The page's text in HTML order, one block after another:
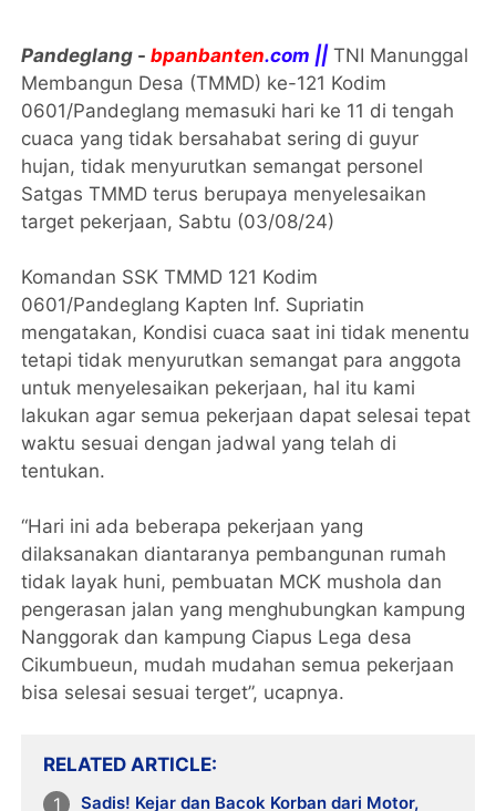
Pandeglang -bpanbanten.com || TNI Manunggal
Membangun Desa (TMMD) ke-121 Kodim
0601/Pandeglang memasuki hari ke 11 di tengah
cuaca yang tidak bersahabat sering di guyur
hujan, tidak menyurutkan semangat personel
Satgas TMMD terus berupaya menyelesaikan
target pekerjaan, Sabtu (03/08/24)
Komandan SSK TMMD 121 Kodim
0601/Pandeglang Kapten Inf. Supriatin
mengatakan, Kondisi cuaca saat ini tidak menentu
tetapi tidak menyurutkan semangat para anggota
untuk menyelesaikan pekerjaan, hal itu kami
lakukan agar semua pekerjaan dapat selesai tepat
waktu sesuai dengan jadwal yang telah di
tentukan.
“Hari ini ada beberapa pekerjaan yang
dilaksanakan diantaranya pembangunan rumah
tidak layak huni, pembuatan MCK mushola dan
pengerasan jalan yang menghubungkan kampung
Nanggorak dan kampung Ciapus Lega desa
Cikumbueun, mudah mudahan semua pekerjaan
bisa selesai sesuai terget”, ucapnya.
RELATED ARTICLE
Sadis! Kejar dan Bacok Korban dari Motor,